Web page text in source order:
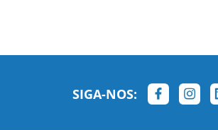
SIGA-NOS: